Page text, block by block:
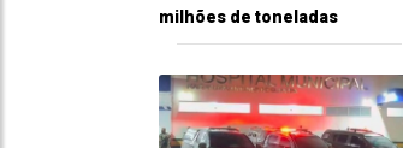
milhões de toneladas